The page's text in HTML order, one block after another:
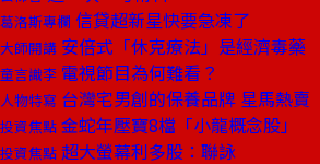
葛洛斯專欄 信貸超新星快要急凍了
大師開講 安倍式「休克療法」是經濟毒藥
童言識李 電視節目為何難看？
人物特寫 台灣宅男創的保養品牌 星馬熱賣
投資焦點 金蛇年壓寶8檔「小龍概念股」
投資焦點 超大螢幕利多股：聯詠